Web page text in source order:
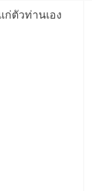
ตัวท่านเอง